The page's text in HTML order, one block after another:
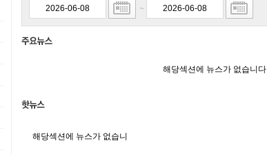
~
해당섹션에 뉴스가 없습니다
해당섹션에 뉴스가 없습니